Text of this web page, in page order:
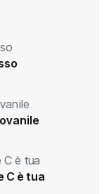
C è tua